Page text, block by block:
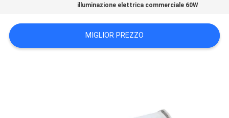
SITO
illuminazione elettrica commerciale 60W
MIGLIOR PREZZO